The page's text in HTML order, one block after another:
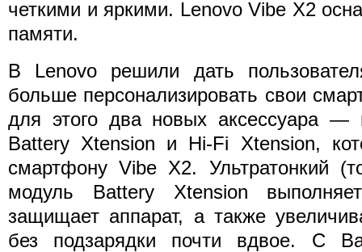
четкими и яркими. Lenovo Vibe X2
памяти.
В Lenovo решили дать
больше персонализировать свои
для этого два новых аксессуара —
Battery Xtension и Hi-Fi Xtension,
смартфону Vibe X2. Ультратонкий
модуль Battery Xtension
защищает аппарат, а также
без подзарядки почти вдвое. С